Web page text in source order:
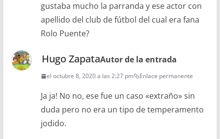
gustaba mucho la parranda y ese actor con
apellido del club de fútbol del cual era fana
Rolo Puente?
Hugo ZapataAutor de la entrada
el octubre 8, 2020 a las 2:27 pm Enlace permanente
Ja ja! No no, ese fue un caso «extraño» sin
duda pero no era un tipo de temperamento
jodido.